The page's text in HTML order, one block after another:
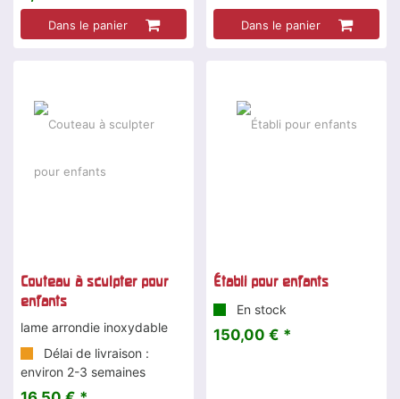
Dans le panier Dans le panier
Couteau à sculpter pour
enfants
lame arrondie inoxydable
Délai de livraison :
environ 2-3 semaines
Établi pour enfants
En stock
150,00 € *